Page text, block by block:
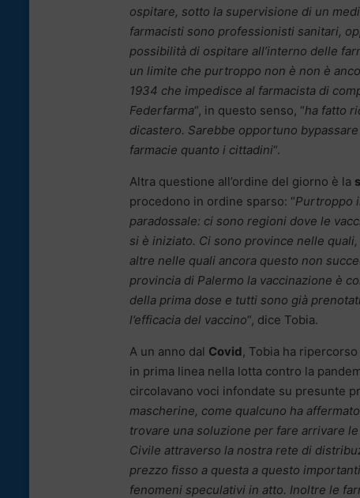
ospitare, sotto la supervisione di un
farmacisti sono professionisti sanitari,
possibilità di ospitare all’interno delle
un limite che purtroppo non è non è
1934 che impedisce al farmacista di
Federfarma“, in questo senso, “ha fatto
dicastero. Sarebbe opportuno
farmacie quanto i cittadini“.
Altra questione all’ordine del giorno è la
procedono in ordine sparso: “Purtroppo
paradossale: ci sono regioni dove le
si è iniziato. Ci sono province nelle
altre nelle quali ancora questo non
provincia di Palermo la vaccinazione è
della prima dose e tutti sono già
l’efficacia del vaccino“, dice Tobia.
A un anno dal Covid, Tobia ha
in prima linea nella lotta contro la
circolavano voci infondate su presunte
mascherine, come qualcuno ha
trovare una soluzione per fare arrivare
Civile attraverso la nostra rete di
prezzo fisso a questa a questo
fenomeni speculativi in atto. Inoltre le